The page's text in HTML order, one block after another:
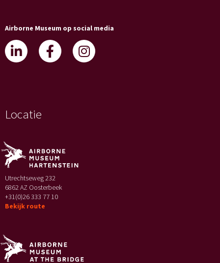
Airborne Museum op social media
Locatie
Utrechtseweg 232
6862 AZ Oosterbeek
+31(0)26 333 77 10
Bekijk route